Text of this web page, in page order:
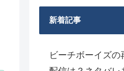
新着記事
ビーチボーイズの